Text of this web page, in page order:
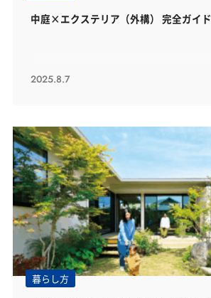
中庭×エクステリア（外構） 完全ガイド
2025.8.7
暮らし方